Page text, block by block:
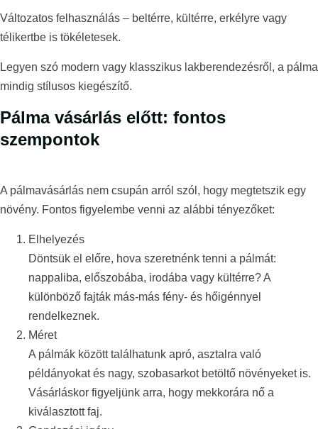
Változatos felhasználás – beltérre, kültérre, erkélyre vagy
télikertbe is tökéletesek.
Legyen szó modern vagy klasszikus lakberendezésről, a pálma
mindig stílusos kiegészítő.
Pálma vásárlás előtt: fontos
szempontok
A pálmavásárlás nem csupán arról szól, hogy megtetszik egy
növény. Fontos figyelembe venni az alábbi tényezőket:
Elhelyezés
Döntsük el előre, hova szeretnénk tenni a pálmát:
nappaliba, előszobába, irodába vagy kültérre? A
különböző fajták más-más fény- és hőigénnyel
rendelkeznek.
Méret
A pálmák között találhatunk apró, asztalra való
példányokat és nagy, szobasarkot betöltő növényeket is.
Vásárláskor figyeljünk arra, hogy mekkorára nő a
kiválasztott faj.